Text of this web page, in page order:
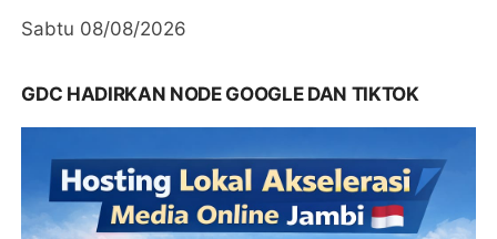
Sabtu 08/08/2026
GDC HADIRKAN NODE GOOGLE DAN TIKTOK